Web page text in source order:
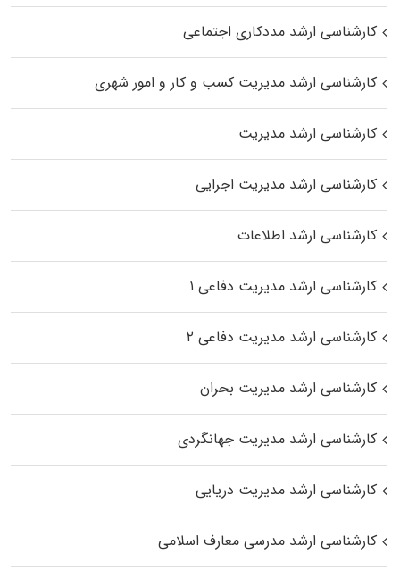
کارشناسی ارشد مددکاری اجتماعی
کارشناسی ارشد مدیریت کسب و کار و امور شهری
کارشناسی ارشد مدیریت
کارشناسی ارشد مدیریت اجرایی
کارشناسی ارشد اطلاعات
کارشناسی ارشد مدیریت دفاعی ۱
کارشناسی ارشد مدیریت دفاعی ۲
کارشناسی ارشد مدیریت بحران
کارشناسی ارشد مدیریت جهانگردی
کارشناسی ارشد مدیریت دریایی
کارشناسی ارشد مدرسی معارف اسلامی